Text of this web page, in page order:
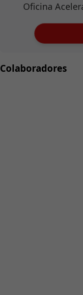
Oficina
Colaboradores